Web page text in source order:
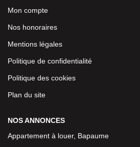
Mon compte
Nos honoraires
Mentions légales
Politique de confidentialité
Politique des cookies
Plan du site
NOS ANNONCES
Appartement à louer, Bapaume